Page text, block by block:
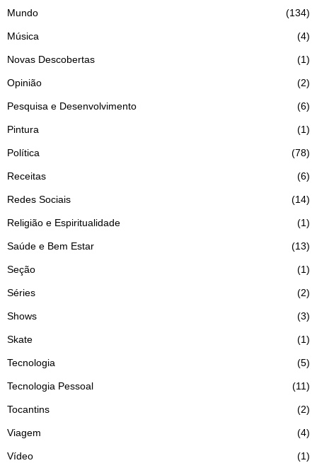
Mundo 134
Música 4
Novas Descobertas 1
Opinião 2
Pesquisa e Desenvolvimento 6
Pintura 1
Política 78
Receitas 6
Redes Sociais 14
Religião e Espiritualidade 1
Saúde e Bem Estar 13
Seção 1
Séries 2
Shows 3
Skate 1
Tecnologia 5
Tecnologia Pessoal 11
Tocantins 2
Viagem 4
Vídeo 1